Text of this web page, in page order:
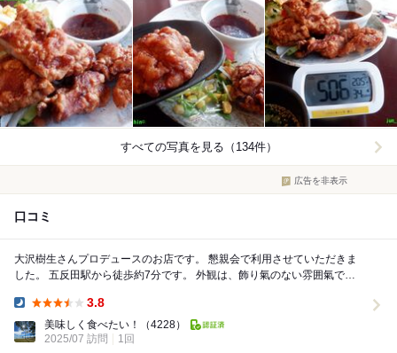
すべての写真を見る（134件）
広告を非表示
口コミ
大沢樹生さんプロデュースのお店です。 懇親会で利用させていただきま
した。 五反田駅から徒歩約7分です。 外観は、飾り氣のない雰囲氣で、
3.8
美味しく食べたい！
（4228）
2025/07 訪問
1回